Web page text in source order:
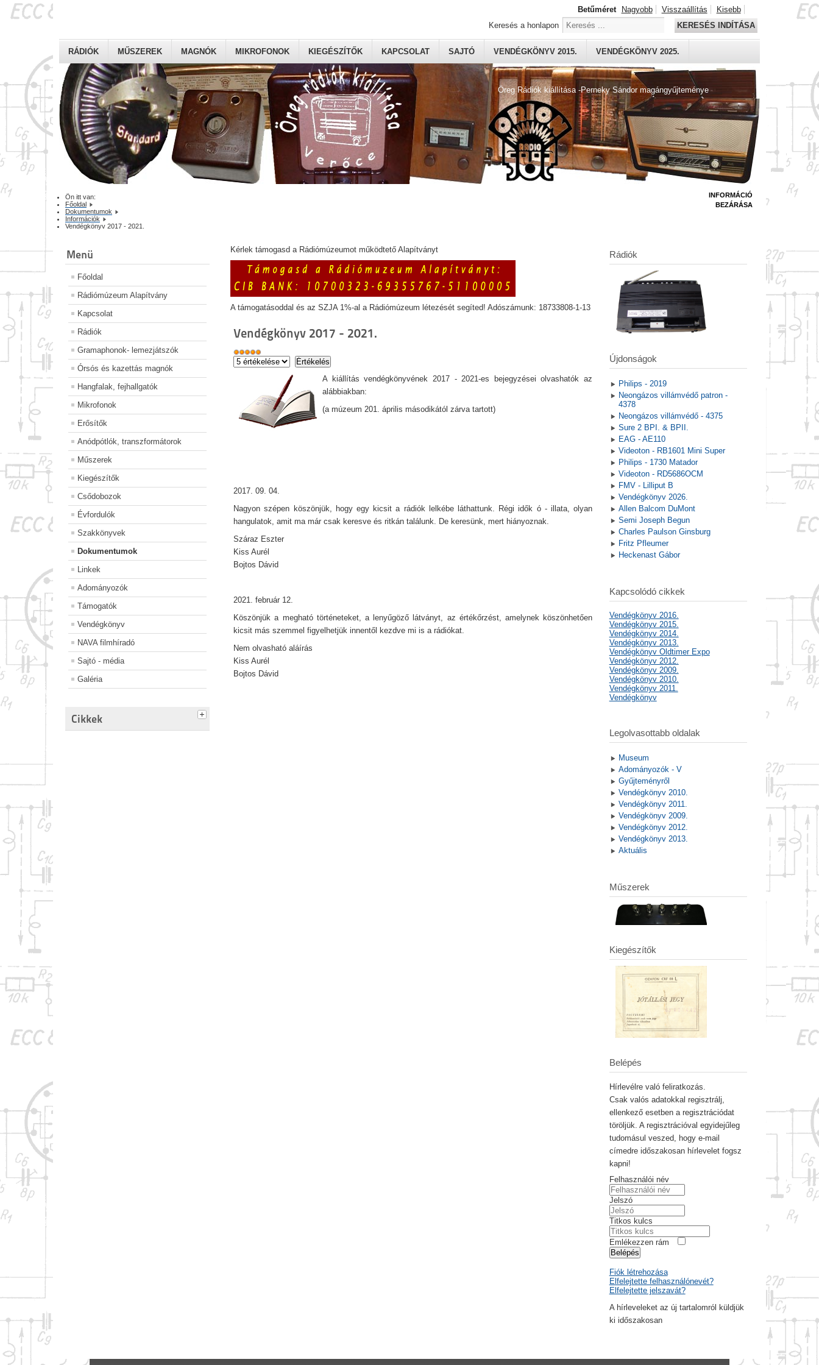
Öreg Rádiók kiállítása -Perneky Sándor magángyűjteménye
RÁDIÓK MŰSZEREK MAGNÓK MIKROFONOK KIEGÉSZÍTŐK KAPCSOLAT SAJTÓ VENDÉGKÖNYV 2015. VENDÉGKÖNYV 2025.
Betűméret Nagyobb Visszaállítás
Kisebb
Keresés a honlapon
KERESÉS INDÍTÁSA
Ön itt van:
Főoldal
Dokumentumok
Információk
Vendégkönyv 2017 - 2021.
Menü
Főoldal
Rádiómúzeum Alapítvány
Kapcsolat
Rádiók
Gramaphonok- lemezjátszók
Órsós és kazettás magnók
Hangfalak, fejhallgatók
Mikrofonok
Erősítők
Anódpótlók, transzformátorok
Műszerek
Kiegészítők
Csődobozok
Évfordulók
Szakkönyvek
Dokumentumok
Linkek
Adományozók
Támogatók
Vendégkönyv
NAVA filmhíradó
Sajtó - média
Galéria
Cikkek
Kérlek támogasd a Rádiómúzeumot működtető Alapítványt
A támogatásoddal és az SZJA 1%-al a Rádiómúzeum létezését segíted! Adószámunk: 18733808-1-13
Vendégkönyv 2017 - 2021.
A kiállítás vendégkönyvének 2017 - 2021-es bejegyzései olvashatók az
alábbiakban:
(a múzeum 201. április másodikától zárva tartott)
2017. 09. 04.
Nagyon szépen köszönjük, hogy egy kicsit a rádiók lelkébe láthattunk. Régi idők ó - illata, olyan
hangulatok, amit ma már csak keresve és ritkán találunk. De keresünk, mert hiányoznak.
Száraz Eszter
Kiss Aurél
Bojtos Dávid
2021. február 12.
Köszönjük a megható történeteket, a lenyűgöző látványt, az értékőrzést, amelynek köszönhetően
kicsit más szemmel figyelhetjük innentől kezdve mi is a rádiókat.
Nem olvasható aláírás
Kiss Aurél
Bojtos Dávid
INFORMÁCIÓ
BEZÁRÁSA
Rádiók
Újdonságok
Philips - 2019
Neongázos villámvédő patron -
4378
Neongázos villámvédő - 4375
Sure 2 BPI. & BPII.
EAG - AE110
Videoton - RB1601 Mini Super
Philips - 1730 Matador
Videoton - RD5686OCM
FMV - Lilliput B
Vendégkönyv 2026.
Allen Balcom DuMont
Semi Joseph Begun
Charles Paulson Ginsburg
Fritz Pfleumer
Heckenast Gábor
Kapcsolódó cikkek
Vendégkönyv 2016.
Vendégkönyv 2015.
Vendégkönyv 2014.
Vendégkönyv 2013.
Vendégkönyv Oldtimer Expo
Vendégkönyv 2012.
Vendégkönyv 2009.
Vendégkönyv 2010.
Vendégkönyv 2011.
Vendégkönyv
Legolvasottabb oldalak
Museum
Adományozók - V
Gyűjteményről
Vendégkönyv 2010.
Vendégkönyv 2011.
Vendégkönyv 2009.
Vendégkönyv 2012.
Vendégkönyv 2013.
Aktuális
Műszerek
Kiegészítők
Belépés
Hírlevélre való feliratkozás.
Csak valós adatokkal regisztrálj,
ellenkező esetben a regisztrációdat
töröljük. A regisztrációval egyidejűleg
tudomásul veszed, hogy e-mail
címedre időszakosan hírlevelet fogsz
kapni!
Felhasználói név
Jelszó
Titkos kulcs
Emlékezzen rám
Belépés
Fiók létrehozása
Elfelejtette felhasználónevét?
Elfelejtette jelszavát?
A hírleveleket az új tartalomról küldjük
ki időszakosan